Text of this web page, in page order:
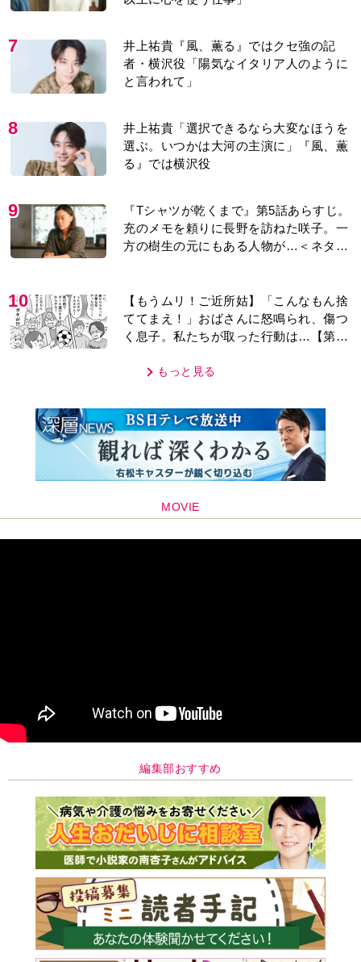
7
井上祐貴『風、薫る』ではクセ強の記
者・横沢役「陽気なイタリア人のように
と言われて」
8
井上祐貴「選択できるなら大変なほうを
選ぶ。いつかは大河の主演に」『風、薫
る』では横沢役
9
『Tシャツが乾くまで』第5話あらすじ。
充のメモを頼りに長野を訪ねた咲子。一
方の樹生の元にもある人物が…＜ネタバ
10
【もうムリ！ご近所姑】「こんなもん捨
ててまえ！」おばさんに怒鳴られ、傷つ
く息子。私たちが取った行動は…【第3
もっと見る
MOVIE
編集部おすすめ